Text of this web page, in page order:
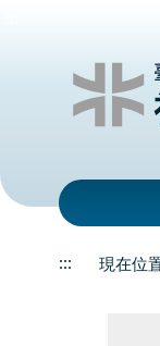
:::